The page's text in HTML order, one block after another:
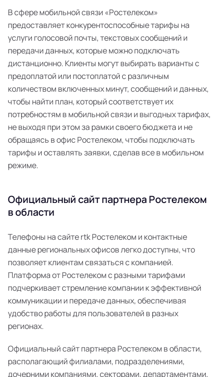
В сфере мобильной связи «Ростелеком»
предоставляет конкурентоспособные тарифы на
услуги голосовой почты, текстовых сообщений и
передачи данных, которые можно подключать
дистанционно. Клиенты могут выбирать варианты с
предоплатой или постоплатой с различным
количеством включенных минут, сообщений и данных,
чтобы найти план, который соответствует их
потребностям в мобильной связи и выгодных тарифах,
не выходя при этом за рамки своего бюджета и не
обращаясь в офис Ростелеком, чтобы подключать
тарифы и оставлять заявки, сделав все в мобильном
режиме.
Официальный сайт партнера Ростелеком
в области
Телефоны на сайте rtk Ростелеком и контактные
данные региональных офисов легко доступны, что
позволяет клиентам связаться с компанией.
Платформа от Ростелеком с разными тарифами
подчеркивает стремление компании к эффективной
коммуникации и передаче данных, обеспечивая
удобство работы для пользователей в разных
регионах.
Официальный сайт партнера Ростелеком в области,
располагающий филиалами, подразделениями,
дочерними компаниями, секторами, департаментами,